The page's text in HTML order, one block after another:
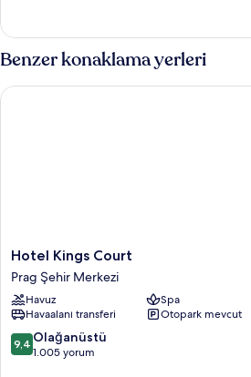
hakkında
fazla
Benzer konaklama yerleri
Hotel
Kings
Court
Prag
Şehir
Merkezi
Hotel Kings Court
Prag Şehir Merkezi
Havuz
Spa
Havaalanı transferi
Otopark mevcut
10
üzerinden
9,4 Olağanüstü
1.005 yorum
Hotel Kings Court